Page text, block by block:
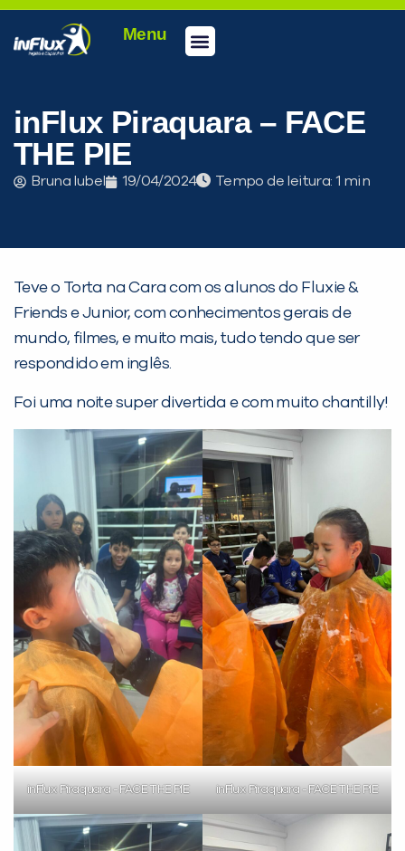
Menu
inFlux Piraquara – FACE
THE PIE
Bruna Iubel 19/04/2024 Tempo de leitura:
Teve o Torta na Cara com os alunos do Fluxie &
Friends e Junior, com conhecimentos gerais de
mundo, filmes, e muito mais, tudo tendo que ser
respondido em inglês.
Foi uma noite super divertida e com muito chantilly!
inFlux Piraquara - FACE THE PIE inFlux Piraquara - FACE THE PIE
PEÇA UMA DEMONSTRAÇÃO DE MÉTODO
Desculpe!
Não encontramos nenhuma unidade
inFlux nesta cidade ou bairro que